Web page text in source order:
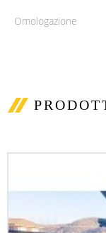
Omologazione